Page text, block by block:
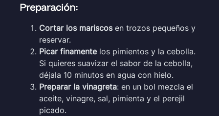
Preparación:
Cortar los mariscosen trozos pequeños y
reservar.
Picar finamentelos pimientos y la cebolla.
Si quieres suavizar el sabor de la cebolla,
déjala 10 minutos en agua con hielo.
Preparar la vinagreta: en un bol mezcla el
aceite, vinagre, sal, pimienta y el perejil
picado.